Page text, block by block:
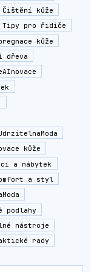
Čištění kůže
Tipy pro řidiče
kůže
dřeva
kůže
a nábytek
a styl
podlahy
nástroje
rady